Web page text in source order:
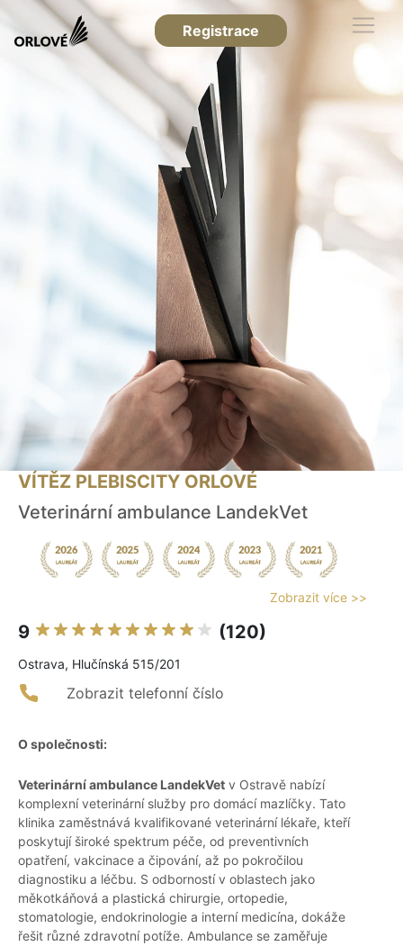
Registrace
VÍTĚZ PLEBISCITY ORLOVÉ
Veterinární ambulance LandekVet
Zobrazit více >>
9 (120)
Ostrava, Hlučínská 515/201
Zobrazit telefonní číslo
O společnosti:
Veterinární ambulance LandekVet v Ostravě nabízí
komplexní veterinární služby pro domácí mazlíčky. Tato
klinika zaměstnává kvalifikované veterinární lékaře, kteří
poskytují široké spektrum péče, od preventivních
opatření, vakcinace a čipování, až po pokročilou
diagnostiku a léčbu. S odborností v oblastech jako
měkotkáňová a plastická chirurgie, ortopedie,
stomatologie, endokrinologie a interní medicína, dokáže
řešit různé zdravotní potíže. Ambulance se zaměřuje